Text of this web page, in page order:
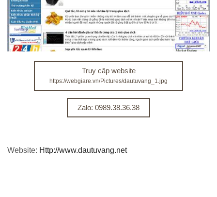
Truy cập website
https://webgiare.vn/Pictures/dautuvang_1.jpg
Zalo: 0989.38.36.38
Website: Http://www.dautuvang.net